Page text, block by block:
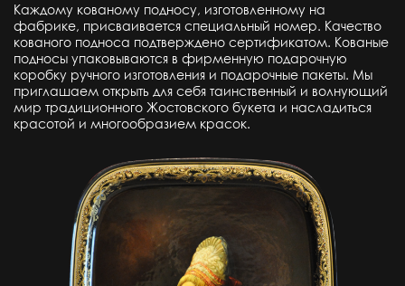
Каждому кованому подносу, изготовленному на
фабрике, присваивается специальный номер. Качество
кованого подноса подтверждено сертификатом. Кованые
подносы упаковываются в фирменную подарочную
коробку ручного изготовления и подарочные пакеты. Мы
приглашаем открыть для себя таинственный и волнующий
мир традиционного Жостовского букета и насладиться
красотой и многообразием красок.